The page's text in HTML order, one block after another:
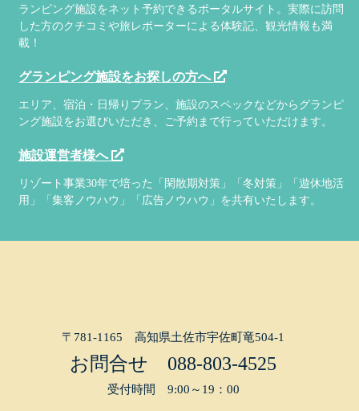
ランピング施設をネット予約できるポータルサイト。実際に訪問
した方のクチコミや旅レポーターによる体験記、観光情報も満
載！
グランピング施設をお探しの方へ
エリア、宿泊・日帰りプラン、施設のスペックなどからグランピ
ング施設をお選びいただき、ご予約まで行っていただけます。
施設運営者様へ
リゾート事業30年で培った「閑散期対策」「冬対策」「遊休地活
用」「集客ノウハウ」「広告ノウハウ」を共有いたします。
〒781-1165 高知県土佐市宇佐町竜504-1
お問合せ 088-803-4525
受付時間 9:00～19：00